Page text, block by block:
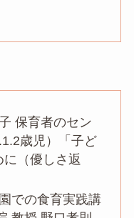
保育者のセン
歳児）「子ど
に（優しさ返
での食育実践講